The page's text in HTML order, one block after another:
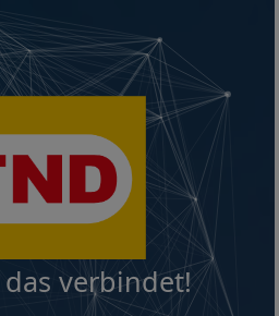
das verbindet!